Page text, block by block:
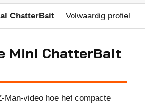
ChatterBait Volwaardig profiel
Mini ChatterBait
Man-video hoe het compacte